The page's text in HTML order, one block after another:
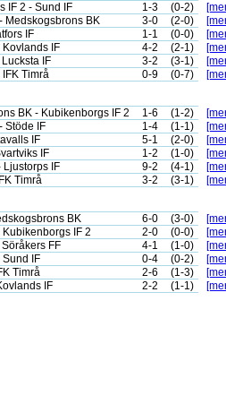
IF 2 - Sund IF 1-3 (0-2)
Medskogsbrons BK 3-0 (2-0)
IF 1-1 (0-0)
Kovlands IF 4-2 (2-1)
IF 3-2 (3-1)
IFK Timrå 0-9 (0-7)
BK - Kubikenborgs IF 2 1-6 (1-2)
Stöde IF 1-4 (1-1)
IF 5-1 (2-0)
IF 1-2 (1-0)
Ljustorps IF 9-2 (4-1)
Timrå 3-2 (3-1)
BK 6-0 (3-0)
Kubikenborgs IF 2 2-0 (0-0)
FF 4-1 (1-0)
Sund IF 0-4 (0-2)
Timrå 2-6 (1-3)
IF 2-2 (1-1)